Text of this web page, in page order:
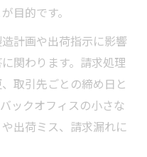
目的です。
計画や出荷指示に影響
関わります。請求処理
取引先ごとの締め日と
ックオフィスの小さな
出荷ミス、請求漏れに